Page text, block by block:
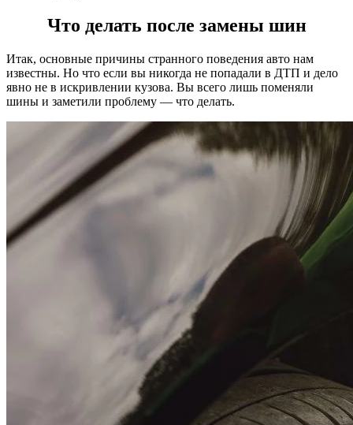
Что делать после замены шин
Итак, основные причины странного поведения авто нам
известны. Но что если вы никогда не попадали в ДТП и дело
явно не в искривлении кузова. Вы всего лишь поменяли
шины и заметили проблему — что делать.